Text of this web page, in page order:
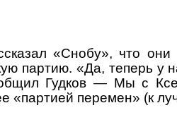
«Снобу», что
партию. «Да, теперь у
Гудков — Мы с
«партией перемен» (к